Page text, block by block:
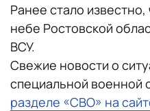
Ранее стало известно,
небе Ростовской
ВСУ.
Свежие новости о
специальной военной
разделе «СВО» на